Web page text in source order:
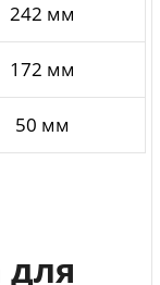
242 мм
172 мм
50 мм
для